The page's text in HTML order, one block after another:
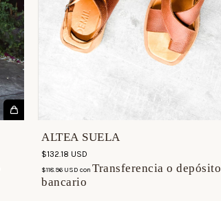
ALTEA SUELA
$132.18 USD
$118.96 USD con Transferencia o depósito
bancario